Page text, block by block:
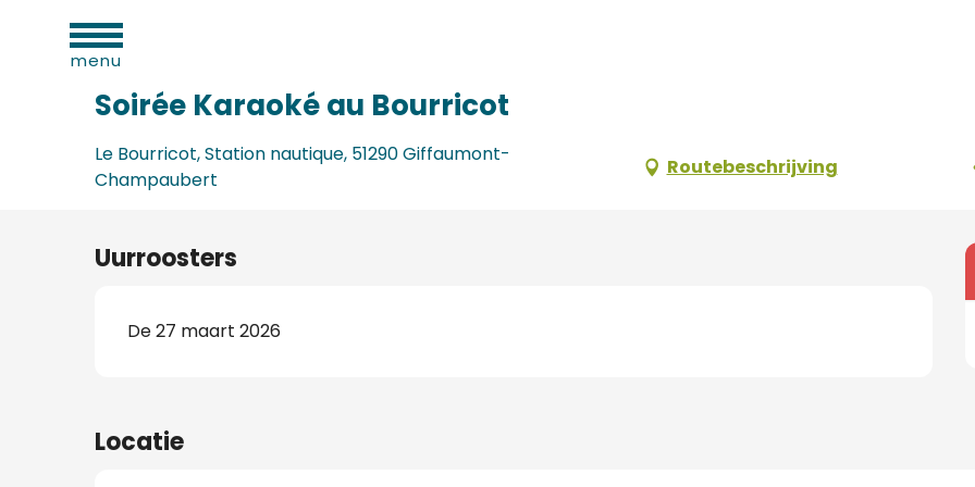
contenumenu
Home
Soirée Karaoké au Bourricot
Le Bourricot, Station nautique, 51290 Giffaumont-
Champaubert
Routebeschrijving
Uurroosters
De 27 maart 2026
Locatie